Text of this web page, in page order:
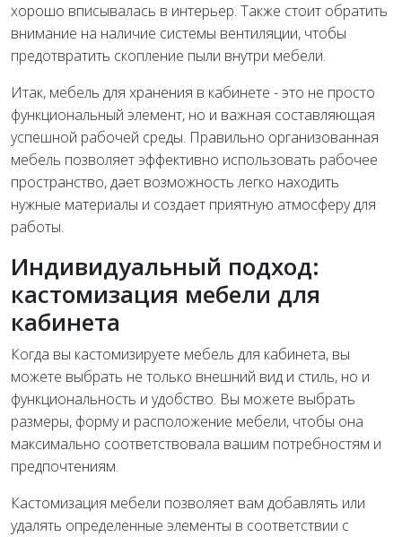
хорошо вписывалась в интерьер. Также стоит обратить
внимание на наличие системы вентиляции, чтобы
предотвратить скопление пыли внутри мебели.
Итак, мебель для хранения в кабинете - это не просто
функциональный элемент, но и важная составляющая
успешной рабочей среды. Правильно организованная
мебель позволяет эффективно использовать рабочее
пространство, дает возможность легко находить
нужные материалы и создает приятную атмосферу для
работы.
Индивидуальный подход:
кастомизация мебели для
кабинета
Когда вы кастомизируете мебель для кабинета, вы
можете выбрать не только внешний вид и стиль, но и
функциональность и удобство. Вы можете выбрать
размеры, форму и расположение мебели, чтобы она
максимально соответствовала вашим потребностям и
предпочтениям.
Кастомизация мебели позволяет вам добавлять или
удалять определенные элементы в соответствии с